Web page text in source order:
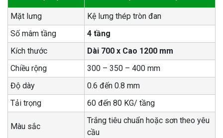
Mặt lưng
Kệ lưng thép tròn đan
Số mâm tầng
4 tầng
Kích thước
Dài 700 x Cao 1200 mm
Chiều rộng
300 – 350 – 400 mm
Độ dày
0.6 đến 0.8 mm
Tải trọng
60 đến 80 KG/ tầng
Màu sắc
Trắng tiêu chuẩn hoặc sơn theo yêu
cầu